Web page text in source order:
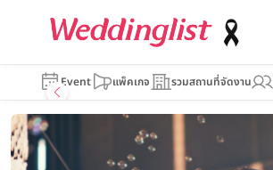
Event แพ็คเกจ รวมสถานที่จัดงาน